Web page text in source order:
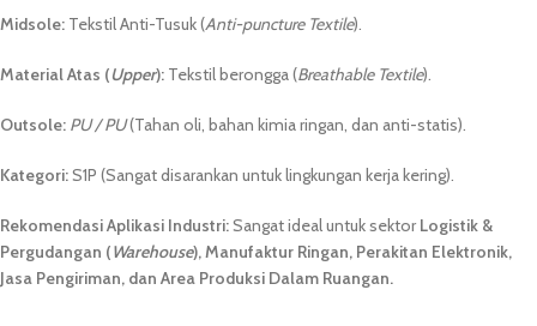
Midsole: Tekstil Anti-Tusuk (Anti-puncture Textile).
Material Atas (Upper): Tekstil berongga (Breathable Textile).
Outsole: PU / PU(Tahan oli, bahan kimia ringan, dan anti-statis).
Kategori:S1P (Sangat disarankan untuk lingkungan kerja kering).
Rekomendasi Aplikasi Industri:Sangat ideal untuk sektorLogistik &
Pergudangan (Warehouse), Manufaktur Ringan, Perakitan Elektronik,
Jasa Pengiriman, dan Area Produksi Dalam Ruangan.